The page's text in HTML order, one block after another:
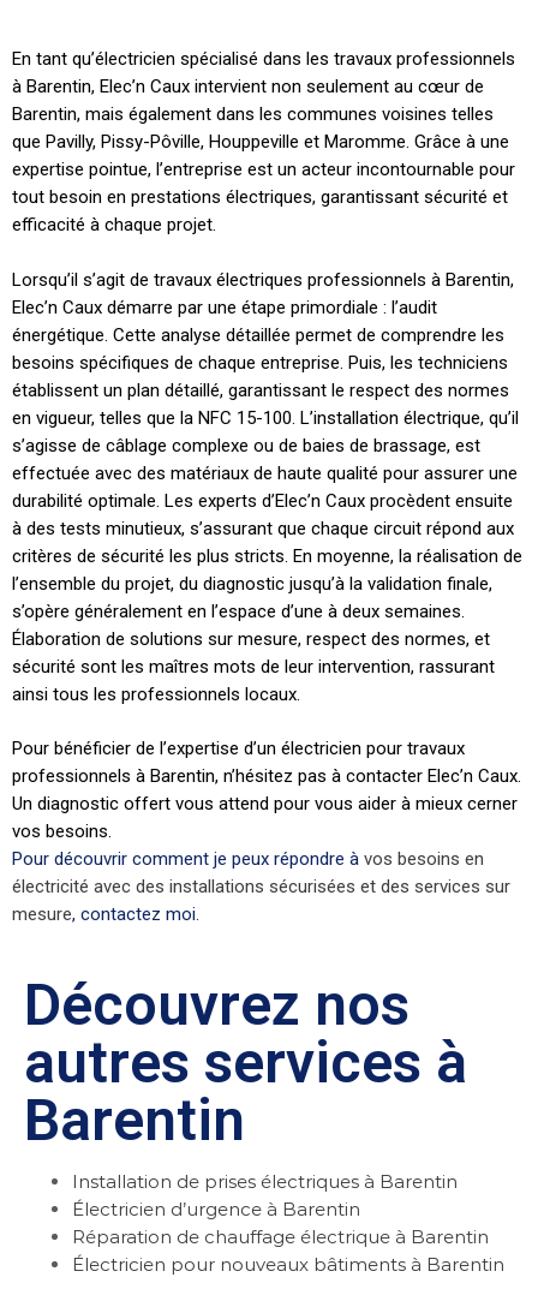
En tant qu’électricien spécialisé dans les travaux professionnels
à Barentin, Elec’n Caux intervient non seulement au cœur de
Barentin, mais également dans les communes voisines telles
que Pavilly, Pissy-Pôville, Houppeville et Maromme. Grâce à une
expertise pointue, l’entreprise est un acteur incontournable pour
tout besoin en prestations électriques, garantissant sécurité et
efficacité à chaque projet.
Lorsqu’il s’agit de travaux électriques professionnels à Barentin,
Elec’n Caux démarre par une étape primordiale : l’audit
énergétique. Cette analyse détaillée permet de comprendre les
besoins spécifiques de chaque entreprise. Puis, les techniciens
établissent un plan détaillé, garantissant le respect des normes
en vigueur, telles que la NFC 15-100. L’installation électrique, qu’il
s’agisse de câblage complexe ou de baies de brassage, est
effectuée avec des matériaux de haute qualité pour assurer une
durabilité optimale. Les experts d’Elec’n Caux procèdent ensuite
à des tests minutieux, s’assurant que chaque circuit répond aux
critères de sécurité les plus stricts. En moyenne, la réalisation de
l’ensemble du projet, du diagnostic jusqu’à la validation finale,
s’opère généralement en l’espace d’une à deux semaines.
Élaboration de solutions sur mesure, respect des normes, et
sécurité sont les maîtres mots de leur intervention, rassurant
ainsi tous les professionnels locaux.
Pour bénéficier de l’expertise d’un électricien pour travaux
professionnels à Barentin, n’hésitez pas à contacter Elec’n Caux.
Un diagnostic offert vous attend pour vous aider à mieux cerner
vos besoins.
Pour découvrir comment je peux répondre à vos besoins en
électricité avec des installations sécurisées et des services sur
mesure, contactez moi.
Découvrez nos
autres services à
Barentin
Installation de prises électriques à Barentin
Électricien d’urgence à Barentin
Réparation de chauffage électrique à Barentin
Électricien pour nouveaux bâtiments à Barentin